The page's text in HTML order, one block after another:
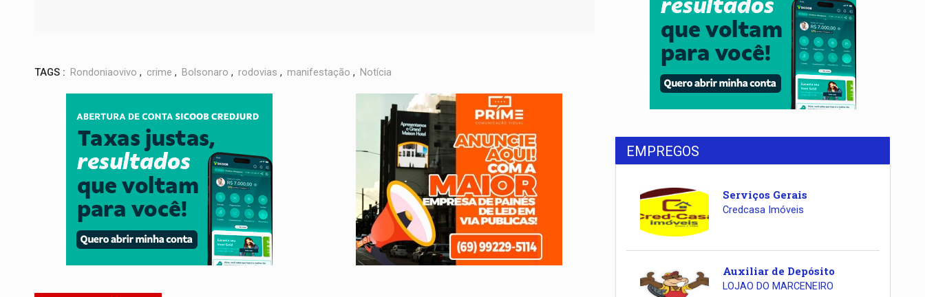
TAGS : Rondoniaovivo , crime , Bolsonaro , rodovias , manifestação , Notícia
EMPREGOS
Serviços Gerais
Credcasa Imóveis
Auxiliar de Depósito
LOJAO DO MARCENEIRO